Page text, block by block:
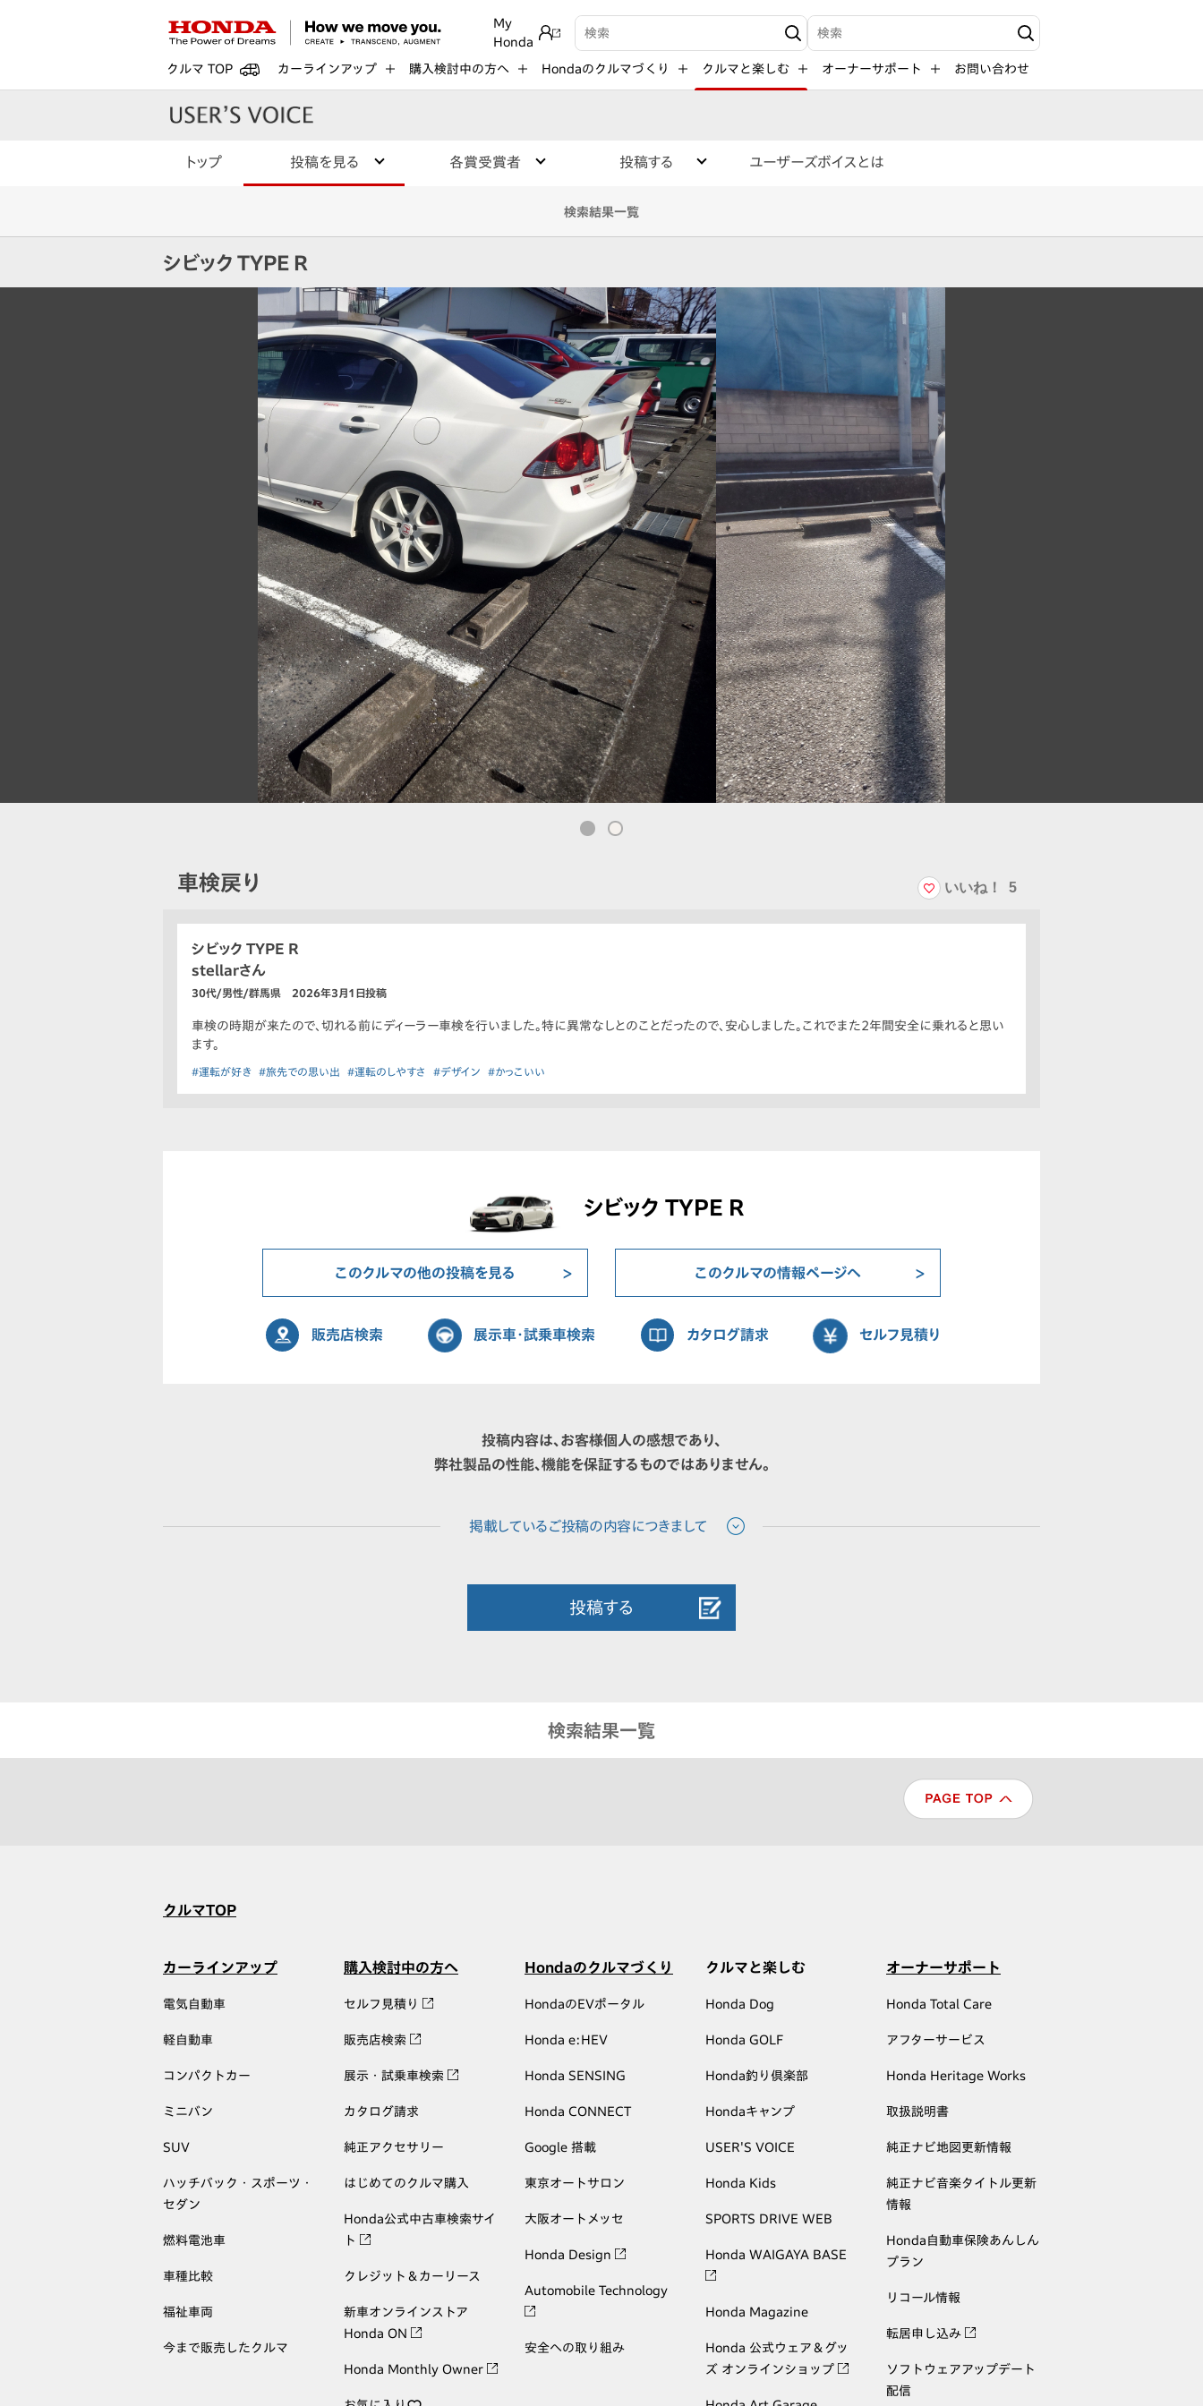
My
Honda
検索キーワード入力 検索キーワード入力
クルマ TOP カーラインアップ 購入検討中の方へ Hondaのクルマづくり クルマと楽しむ オーナーサポート お問い合わせ
トップ 投稿を見る 各賞受賞者 投稿する ユーザーズボイスとは
検索結果一覧
シビック TYPE R
車検戻り いいね！ 5
シビック TYPE R
stellarさん
30代/男性/群馬県 2026年3月1日投稿
車検の時期が来たので、切れる前にディーラー車検を行いました。特に異常なしとのことだったので、安心しました。これでまた2年間安全に乗れると思い
ます。
#運転が好き #旅先での思い出 #運転のしやすさ #デザイン #かっこいい
シビック TYPE R
このクルマの他の投稿を見る このクルマの情報ページへ
販売店検索 展示車・試乗車検索 カタログ請求 セルフ見積り
投稿内容は、お客様個人の感想であり、
弊社製品の性能、機能を保証するものではありません。
投稿する
検索結果一覧
クルマTOP
カーラインアップ
電気自動車
軽自動車
コンパクトカー
ミニバン
SUV
ハッチバック・スポーツ・
セダン
燃料電池車
車種比較
福祉車両
今まで販売したクルマ
購入検討中の方へ
セルフ見積り
販売店検索
展示・試乗車検索
カタログ請求
純正アクセサリー
はじめてのクルマ購入
Honda公式中古車検索サイ
ト
クレジット＆カーリース
新車オンラインストア
Honda ON
Honda Monthly Owner
Hondaのクルマづくり
HondaのEVポータル
Honda e:HEV
Honda SENSING
Honda CONNECT
Google 搭載
東京オートサロン
大阪オートメッセ
Honda Design
Automobile Technology
安全への取り組み
クルマと楽しむ
Honda Dog
Honda GOLF
Honda釣り倶楽部
Hondaキャンプ
USER'S VOICE
Honda Kids
SPORTS DRIVE WEB
Honda WAIGAYA BASE
Honda Magazine
Honda 公式ウェア＆グッ
ズ オンラインショップ
オーナーサポート
Honda Total Care
アフターサービス
Honda Heritage Works
取扱説明書
純正ナビ地図更新情報
純正ナビ音楽タイトル更新
情報
Honda自動車保険あんしん
プラン
リコール情報
転居申し込み
ソフトウェアアップデート
配信